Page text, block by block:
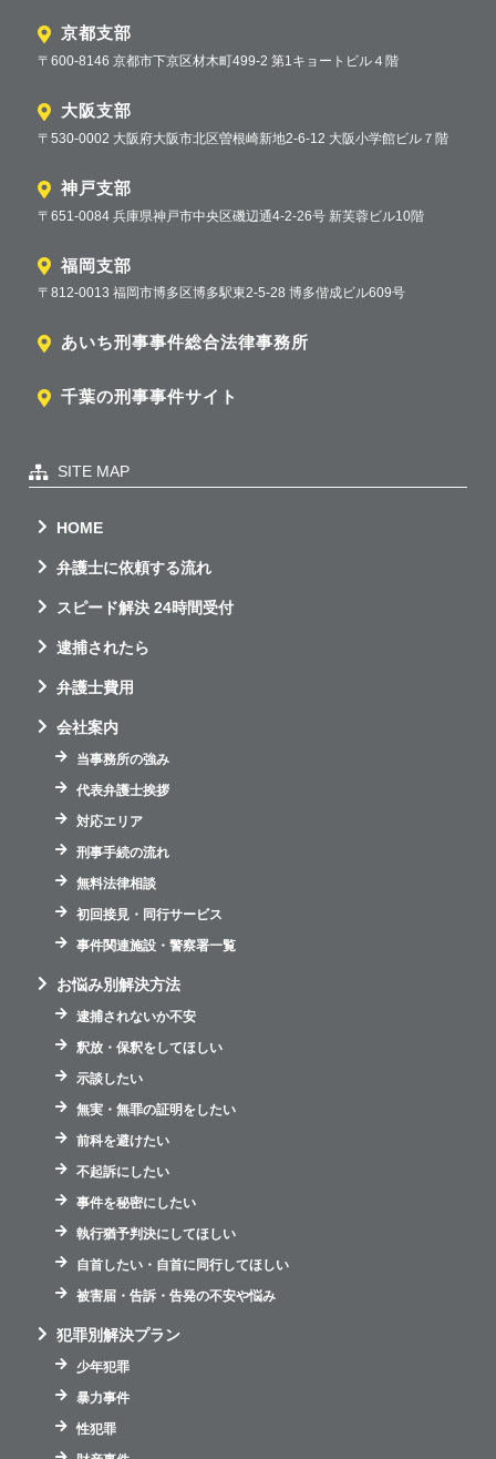
京都支部
〒600-8146 京都市下京区材木町499-2 第1キョートビル４階
大阪支部
〒530-0002 大阪府大阪市北区曽根崎新地2-6-12 大阪小学館ビル７階
神戸支部
〒651-0084 兵庫県神戸市中央区磯辺通4-2-26号 新芙蓉ビル10階
福岡支部
〒812-0013 福岡市博多区博多駅東2-5-28 博多偕成ビル609号
あいち刑事事件総合法律事務所
千葉の刑事事件サイト
SITE MAP
HOME
弁護士に依頼する流れ
スピード解決 24時間受付
逮捕されたら
弁護士費用
会社案内
当事務所の強み
代表弁護士挨拶
対応エリア
刑事手続の流れ
無料法律相談
初回接見・同行サービス
事件関連施設・警察署一覧
お悩み別解決方法
逮捕されないか不安
釈放・保釈をしてほしい
示談したい
無実・無罪の証明をしたい
前科を避けたい
不起訴にしたい
事件を秘密にしたい
執行猶予判決にしてほしい
自首したい・自首に同行してほしい
被害届・告訴・告発の不安や悩み
犯罪別解決プラン
少年犯罪
暴力事件
性犯罪